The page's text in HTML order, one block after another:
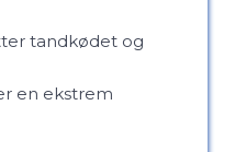
tandkødet og
en ekstrem